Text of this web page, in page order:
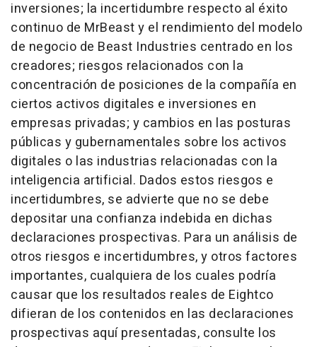
inversiones; la incertidumbre respecto al éxito
continuo de MrBeast y el rendimiento del modelo
de negocio de Beast Industries centrado en los
creadores; riesgos relacionados con la
concentración de posiciones de la compañía en
ciertos activos digitales e inversiones en
empresas privadas; y cambios en las posturas
públicas y gubernamentales sobre los activos
digitales o las industrias relacionadas con la
inteligencia artificial. Dados estos riesgos e
incertidumbres, se advierte que no se debe
depositar una confianza indebida en dichas
declaraciones prospectivas. Para un análisis de
otros riesgos e incertidumbres, y otros factores
importantes, cualquiera de los cuales podría
causar que los resultados reales de Eightco
difieran de los contenidos en las declaraciones
prospectivas aquí presentadas, consulte los